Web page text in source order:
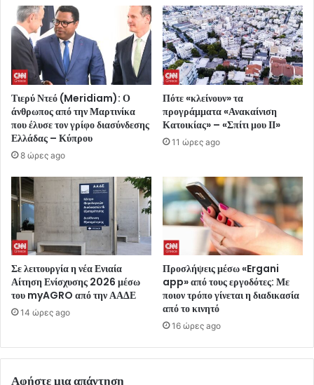
Τιερύ Ντεό (Meridiam): Ο
άνθρωπος από την Μαρτινίκα
που έλυσε τον γρίφο διασύνδεσης
Ελλάδας – Κύπρου
8 ώρες ago
Πότε «κλείνουν» τα
προγράμματα «Ανακαίνιση
Κατοικίας» – «Σπίτι μου ΙΙ»
11 ώρες ago
Σε λειτουργία η νέα Ενιαία
Αίτηση Ενίσχυσης 2026 μέσω
του myAGRO από την ΑΑΔΕ
14 ώρες ago
Προσλήψεις μέσω «Ergani
app» από τους εργοδότες: Με
ποιον τρόπο γίνεται η διαδικασία
από το κινητό
16 ώρες ago
Αφήστε μια απάντηση